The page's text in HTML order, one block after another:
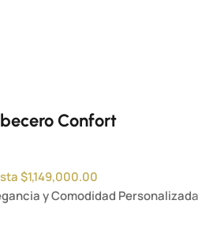
Confort
$1,149,000.00
y Comodidad Personalizada